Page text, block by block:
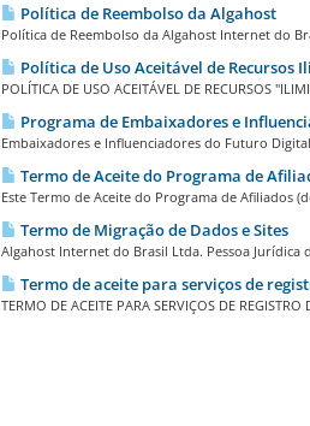
Política de Reembolso da Algahost
Política de Reembolso da Algahost Internet do
Política de Uso Aceitável de Recursos
POLÍTICA DE USO ACEITÁVEL DE RECURSOS
Programa de Embaixadores e
Embaixadores e Influenciadores do Futuro
Termo de Aceite do Programa de
Este Termo de Aceite do Programa de Afiliados
Termo de Migração de Dados e Sites
Algahost Internet do Brasil Ltda. Pessoa
Termo de aceite para serviços de
TERMO DE ACEITE PARA SERVIÇOS DE